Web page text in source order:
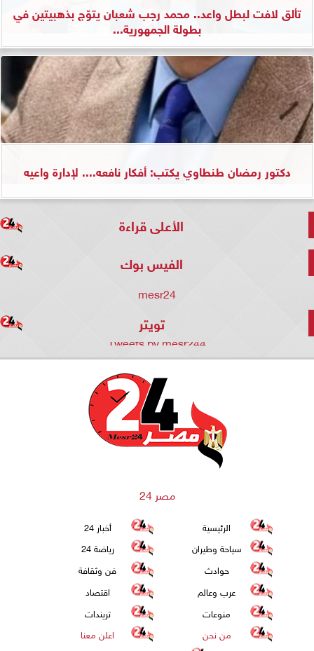
تألق لافت لبطل واعد.. محمد رجب شعبان يتوّج بذهبيتين في
بطولة الجمهورية...
دكتور رمضان طنطاوي يكتب: أفكار نافعه.... لإدارة واعيه
الأعلى قراءة
الفيس بوك
mesr24
تويتر
Tweets by mesr244
مصر 24
الرئيسية
أخبار 24
سياحة وطيران
رياضة 24
حوادث
فن وثقافة
عرب وعالم
اقتصاد
منوعات
تريندات
من نحن
اعلن معنا